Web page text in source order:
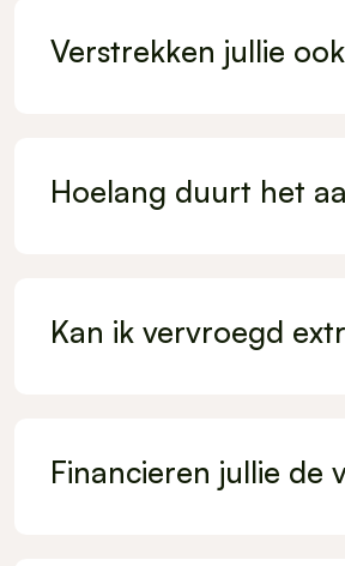
Verstrekken jullie
Hoelang duurt het
Kan ik vervroegd
Financieren jullie de